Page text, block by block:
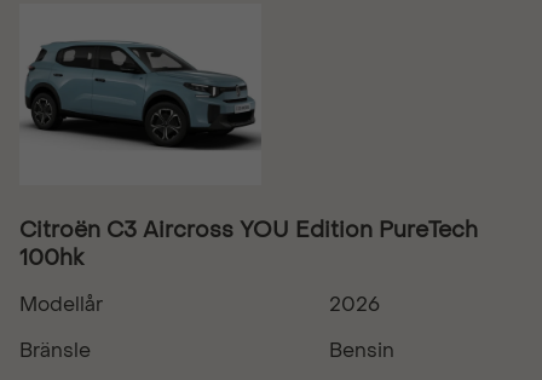
Citroën C3 Aircross YOU Edition PureTech
100hk
Modellår
2026
Bränsle
Bensin